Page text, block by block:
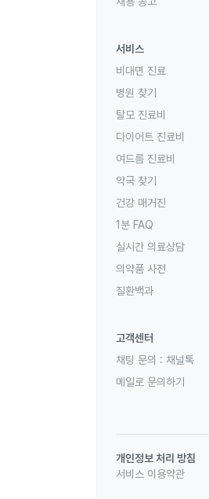
서비스
비대면 진료
병원 찾기
탈모 진료비
다이어트 진료비
여드름 진료비
약국 찾기
건강 매거진
1분 FAQ
실시간 의료상담
의약품 사전
질환백과
고객센터
채팅 문의 : 채널톡
메일로 문의하기
개인정보 처리 방침
서비스 이용약관